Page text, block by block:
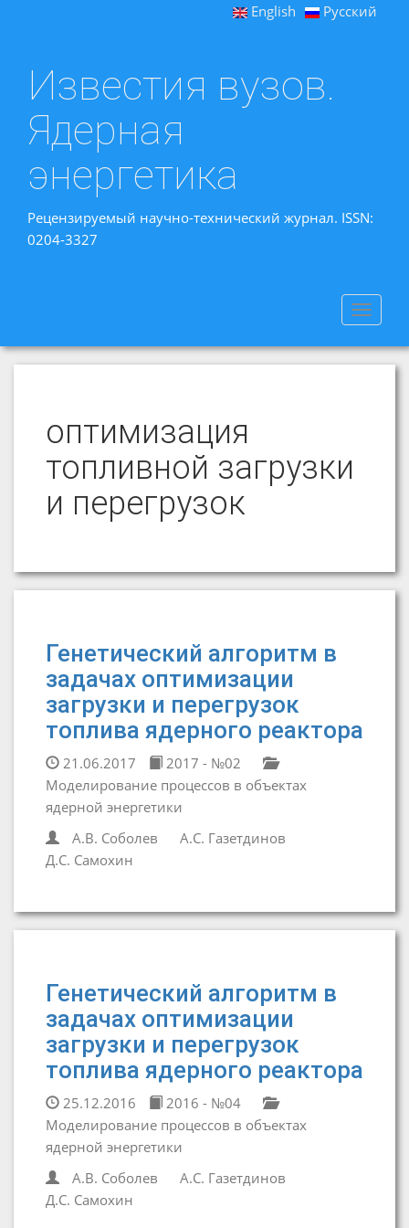
English Русский
Известия вузов.
Ядерная
энергетика
Рецензируемый научно-технический журнал. ISSN:
0204-3327
Toggle
оптимизация
топливной загрузки
и перегрузок
Генетический алгоритм в
задачах оптимизации
загрузки и перегрузок
топлива ядерного реактора
21.06.2017
2017 - №02
Моделирование процессов в объектах
ядерной энергетики
А.В. Соболев
А.С. Газетдинов
Д.С. Самохин
Генетический алгоритм в
задачах оптимизации
загрузки и перегрузок
топлива ядерного реактора
25.12.2016
2016 - №04
Моделирование процессов в объектах
ядерной энергетики
А.В. Соболев
А.С. Газетдинов
Д.С. Самохин